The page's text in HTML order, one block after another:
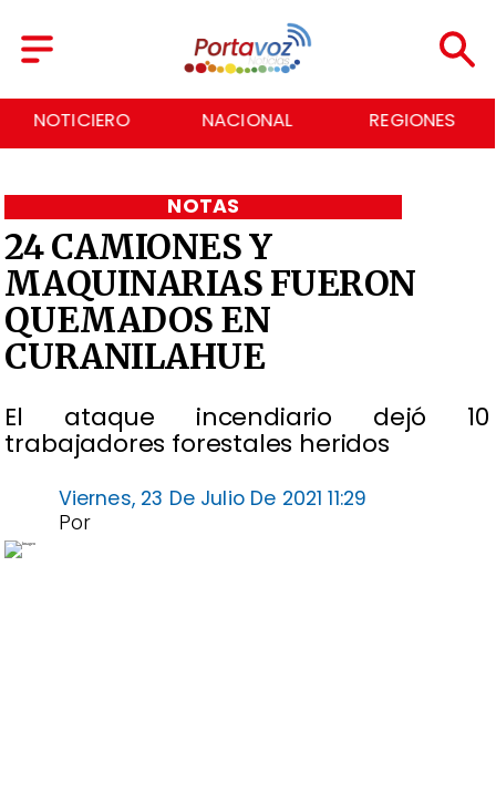
NACIONAL REGIONES ECONOMÍA
24 CAMIONES Y
MAQUINARIAS FUERON
QUEMADOS EN
CURANILAHUE
El ataque incendiario dejó 10
trabajadores forestales heridos
NOTAS
Viernes, 23 De Julio De 2021 11:29
Por